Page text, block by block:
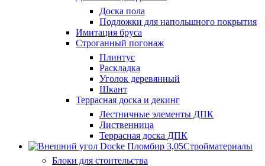
Доска пола
Подложки для напольшного покрытия
Имитация бруса
Строганный погонаж
Плинтус
Раскладка
Уголок деревянный
Шкант
Террасная доска и декинг
Лестничные элементы ДПК
Лиственница
Террасная доска ДПК
Стройматериалы
Блоки для стоительства